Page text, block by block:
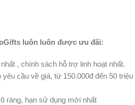
luôn luôn được ưu đãi:
, chính sách hỗ trợ linh hoạt nhất.
cầu về giá, từ 150.000đ đến 50 triệu
ràng, hạn sử dụng mới nhất